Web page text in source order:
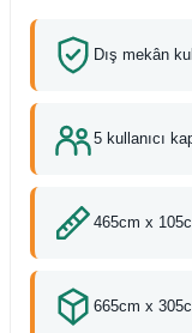
Dış mekân
5 kullanıcı
465cm x
665cm x